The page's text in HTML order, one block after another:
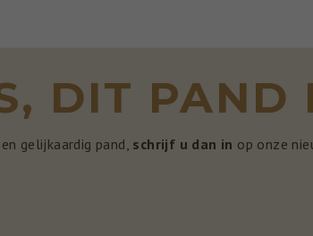
DIT PAND
gelijkaardig pand, schrijf u dan in op onze